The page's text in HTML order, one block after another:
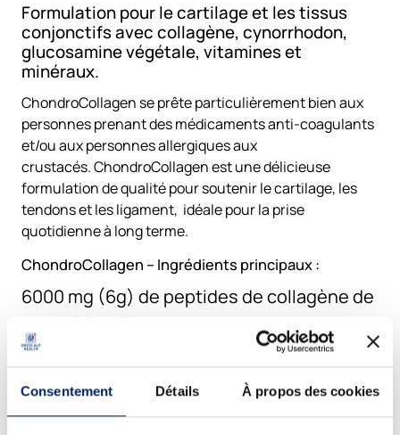
Consentement Détails À propos des cookies
Formulation pour le cartilage et les tissus
conjonctifs avec collagène, cynorrhodon,
glucosamine végétale, vitamines et
minéraux.
ChondroCollagen se prête particulièrement bien aux
personnes prenant des médicaments anti-coagulants
et/ou aux personnes allergiques aux
crustacés. ChondroCollagen est une délicieuse
formulation de qualité pour soutenir le cartilage, les
tendons et les ligament, idéale pour la prise
quotidienne à long terme.
ChondroCollagen – Ingrédients principaux :
6000 mg (6g) de peptides de collagène de
types I, II et III
(ChondroCollagenComplex®) de faible
Le collagène est une protéine. Les